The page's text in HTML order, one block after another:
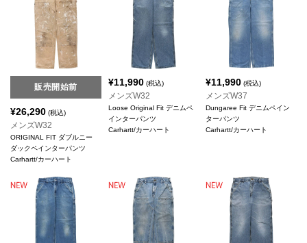
販売開始前
¥26,290 (税込)
メンズW32
ORIGINAL FIT ダブルニー
ダックペインターパンツ
Carhartt/カーハート
¥11,990(税込)
メンズW32
Loose Original Fit デニムペ
インターパンツ
Carhartt/カーハート
¥11,990 (税込)
メンズW37
Dungaree Fit デニムペイン
ターパンツ
Carhartt/カーハート